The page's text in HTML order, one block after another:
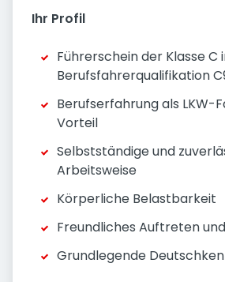
Ihr Profil
Führerschein der Klasse C
Berufsfahrerqualifikation
Berufserfahrung als LKW-
Vorteil
Selbstständige und
Arbeitsweise
Körperliche Belastbarkeit
Freundliches Auftreten
Grundlegende